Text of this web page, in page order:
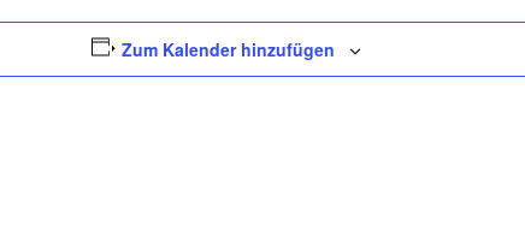
Zum Kalender hinzufügen